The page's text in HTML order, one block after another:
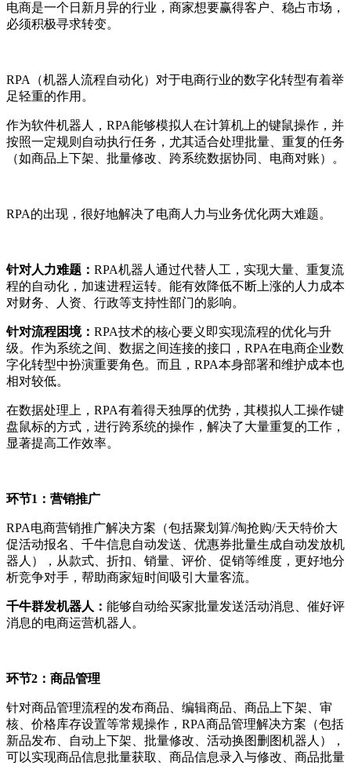
电商是一个日新月异的行业，商家想要赢得客户、稳占市场，
必须积极寻求转变。
RPA（机器人流程自动化）对于电商行业的数字化转型有着举
足轻重的作用。
作为软件机器人，RPA能够模拟人在计算机上的键鼠操作，并
按照一定规则自动执行任务，尤其适合处理批量、重复的任务
（如商品上下架、批量修改、跨系统数据协同、电商对账）。
RPA的出现，很好地解决了电商人力与业务优化两大难题。
针对人力难题： RPA机器人通过代替人工，实现大量、重复流
程的自动化，加速进程运转。能有效降低不断上涨的人力成本
对财务、人资、行政等支持性部门的影响。
针对流程困境： RPA技术的核心要义即实现流程的优化与升
级。作为系统之间、数据之间连接的接口，RPA在电商企业数
字化转型中扮演重要角色。而且，RPA本身部署和维护成本也
相对较低。
在数据处理上，RPA有着得天独厚的优势，其模拟人工操作键
盘鼠标的方式，进行跨系统的操作，解决了大量重复的工作，
显著提高工作效率。
环节1：营销推广
RPA电商营销推广解决方案（包括聚划算/淘抢购/天天特价大
促活动报名、千牛信息自动发送、优惠券批量生成自动发放机
器人），从款式、折扣、销量、评价、促销等维度，更好地分
析竞争对手，帮助商家短时间吸引大量客流。
千牛群发机器人： 能够自动给买家批量发送活动消息、催好评
消息的电商运营机器人。
环节2：商品管理
针对商品管理流程的发布商品、编辑商品、商品上下架、审
核、价格库存设置等常规操作，RPA商品管理解决方案（包括
新品发布、自动上下架、批量修改、活动换图删图机器人），
可以实现商品信息批量获取、商品信息录入与修改、商品批量